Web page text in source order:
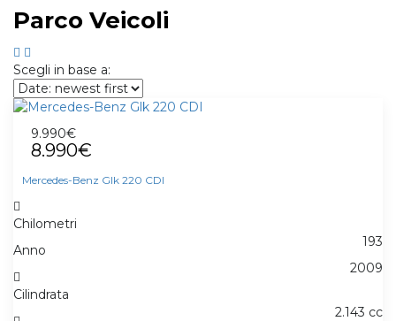
Parco Veicoli
Scegli in base a:
9.990€
8.990€
Mercedes-Benz Glk 220 CDI
Chilometri
193
Anno
2009
Cilindrata
2.143 cc